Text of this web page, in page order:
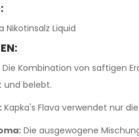
Nikotinsalz Liquid
Die Kombination von saftigen
und belebt.
Kapka's Flava verwendet nur
Die ausgewogene